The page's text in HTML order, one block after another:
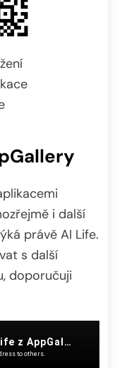
i další
právě AI Life.
s další
doporučuji